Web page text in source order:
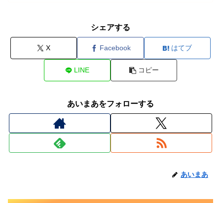
シェアする
X Facebook はてブ
LINE コピー
あいまあをフォローする
あいまあ